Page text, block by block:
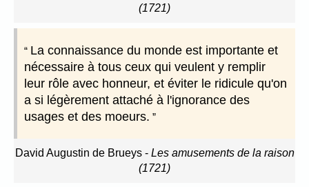
(1721)
La connaissance du monde est importante et
nécessaire à tous ceux qui veulent y remplir
leur rôle avec honneur, et éviter le ridicule qu'on
a si légèrement attaché à l'ignorance des
usages et des moeurs.
David Augustin de Brueys- Les amusements de la raison
(1721)